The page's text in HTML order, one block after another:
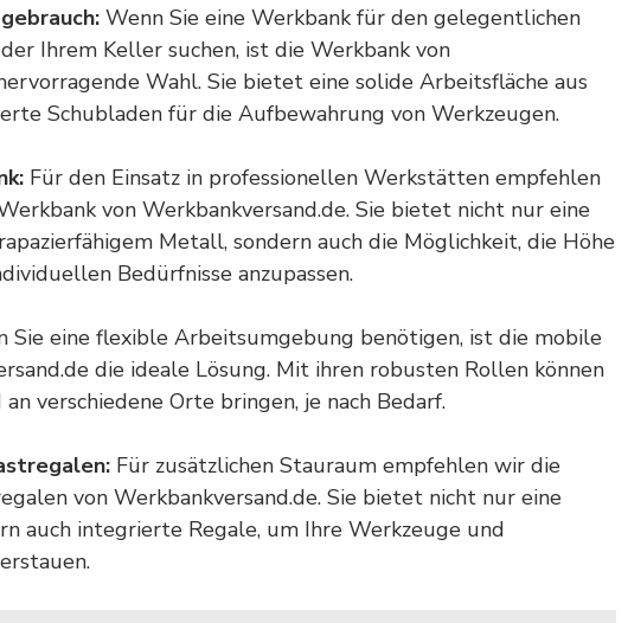
Wenn Sie eine Werkbank für den gelegentlichen
Ihrem Keller suchen, ist die Werkbank von
Wahl. Sie bietet eine solide Arbeitsfläche aus
Schubladen für die Aufbewahrung von Werkzeugen.
Für den Einsatz in professionellen Werkstätten empfehlen
von Werkbankversand.de. Sie bietet nicht nur eine
Metall, sondern auch die Möglichkeit, die Höhe
Bedürfnisse anzupassen.
Sie eine flexible Arbeitsumgebung benötigen, ist die mobile
die ideale Lösung. Mit ihren robusten Rollen können
verschiedene Orte bringen, je nach Bedarf.
Für zusätzlichen Stauraum empfehlen wir die
von Werkbankversand.de. Sie bietet nicht nur eine
auch integrierte Regale, um Ihre Werkzeuge und